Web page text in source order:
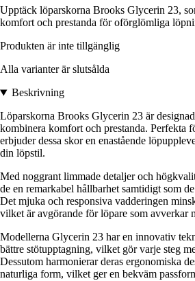
Upptäck löparskorna Brooks Glycerin 23,
komfort och prestanda för oförglömliga
Produkten är inte tillgänglig
Alla varianter är slutsålda
Beskrivning
Löparskorna Brooks Glycerin 23 är
kombinera komfort och prestanda. Perfekta
erbjuder dessa skor en enastående
din löpstil.
Med noggrant limmade detaljer och
de en remarkabel hållbarhet samtidigt som
Det mjuka och responsiva vadderingen
vilket är avgörande för löpare som avverkar
Modellerna Glycerin 23 har en innovativ
bättre stötupptagning, vilket gör varje steg
Dessutom harmonierar deras ergonomiska
naturliga form, vilket ger en bekväm